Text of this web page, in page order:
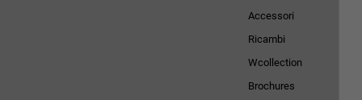
Accessori
Ricambi
Wcollection
Brochures